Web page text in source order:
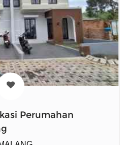
Perumahan